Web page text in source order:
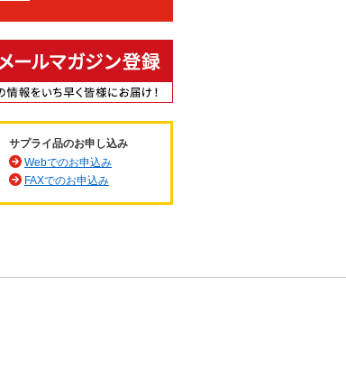
サプライ品のお申し込み
Webでのお申込み
FAXでのお申込み